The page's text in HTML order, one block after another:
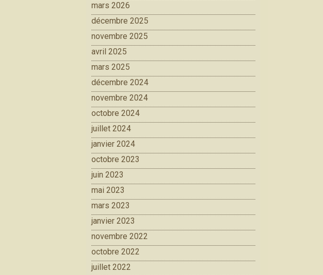
mars 2026
décembre 2025
novembre 2025
avril 2025
mars 2025
décembre 2024
novembre 2024
octobre 2024
juillet 2024
janvier 2024
octobre 2023
juin 2023
mai 2023
mars 2023
janvier 2023
novembre 2022
octobre 2022
juillet 2022